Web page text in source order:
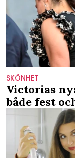
SKÖNHET
Victorias
både fest